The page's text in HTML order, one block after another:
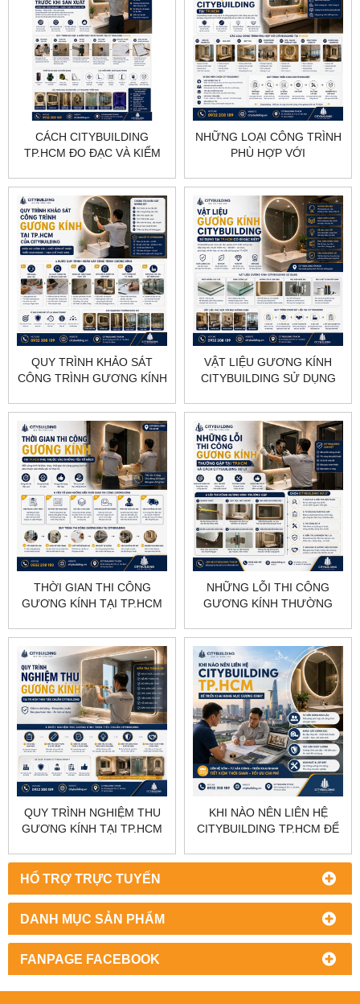
HỔ TRỢ TRỰC TUYẾN
DANH MỤC SẢN PHẨM
FANPAGE FACEBOOK
CÁCH CITYBUILDING
TP.HCM ĐO ĐẠC VÀ KIỂM
TRƯỚC KHI SẢN XUẤT
NHỮNG LOẠI CÔNG TRÌNH
PHÙ HỢP VỚI
QUY TRÌNH KHẢO SÁT
CÔNG TRÌNH GƯƠNG KÍNH
CITYBUILDING
VẬT LIỆU GƯƠNG KÍNH
CITYBUILDING SỬ DỤNG
BIỆT
THỜI GIAN THI CÔNG
GƯƠNG KÍNH TẠI TP.HCM
YẾU TỐ NÀO
NHỮNG LỖI THI CÔNG
GƯƠNG KÍNH THƯỜNG
CITYBUILDING XỬ LÝ
QUY TRÌNH NGHIỆM THU
GƯƠNG KÍNH TẠI TP.HCM
CITYBUILDING
KHI NÀO NÊN LIÊN HỆ
CITYBUILDING TP.HCM ĐỂ
GƯƠNG KÍNH